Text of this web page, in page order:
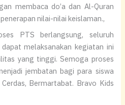
membaca do’a dan Al-Quran
nilai-nilai keislaman.,
PTS berlangsung, seluruh
melaksanakan kegiatan ini
yang tinggi. Semoga proses
jembatan bagi para siswa
Bermartabat. Bravo Kids